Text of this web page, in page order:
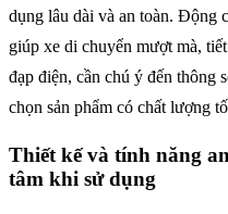
dụng lâu dài và an toàn. Động
giúp xe di chuyển mượt mà,
đạp điện, cần chú ý đến thông
chọn sản phẩm có chất lượng
Thiết kế và tính năng
tâm khi sử dụng